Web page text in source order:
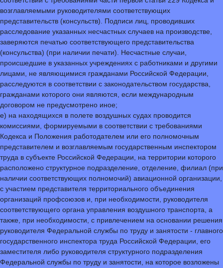
возглавляемыми руководителями соответствующих
представительств (консульств). Подписи лиц, проводивших
расследование указанных несчастных случаев на производстве,
заверяются печатью соответствующего представительства
(консульства) (при наличии печати). Несчастные случаи,
происшедшие в указанных учреждениях с работниками и другими
лицами, не являющимися гражданами Российской Федерации,
расследуются в соответствии с законодательством государства,
гражданами которого они являются, если международным
договором не предусмотрено иное;
е) на находящихся в полете воздушных судах проводится
комиссиями, формируемыми в соответствии с требованиями
Кодекса и Положения работодателем или его полномочным
представителем и возглавляемым государственным инспектором
труда в субъекте Российской Федерации, на территории которого
расположено структурное подразделение, отделение, филиал (при
наличии соответствующих полномочий) авиационной организации,
с участием представителя территориального объединения
организаций профсоюзов и, при необходимости, руководителя
соответствующего органа управления воздушного транспорта, а
также, при необходимости, с привлечением на основании решения
руководителя Федеральной службы по труду и занятости - главного
государственного инспектора труда Российской Федерации, его
заместителя либо руководителя структурного подразделения
Федеральной службы по труду и занятости, на которое возложены